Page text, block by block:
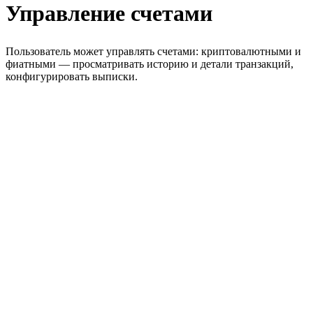
Управление счетами
Пользователь может управлять счетами: криптовалютными и
фиатными — просматривать историю и детали транзакций,
конфигурировать выписки.